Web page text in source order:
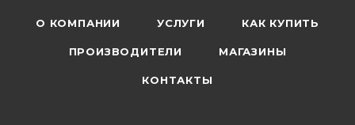
О КОМПАНИИ УСЛУГИ КАК КУПИТЬ
ПРОИЗВОДИТЕЛИ МАГАЗИНЫ
КОНТАКТЫ